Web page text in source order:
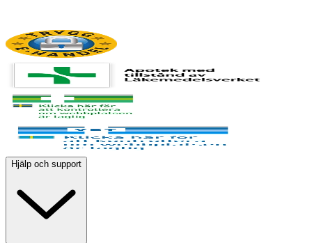
Hjälp och support